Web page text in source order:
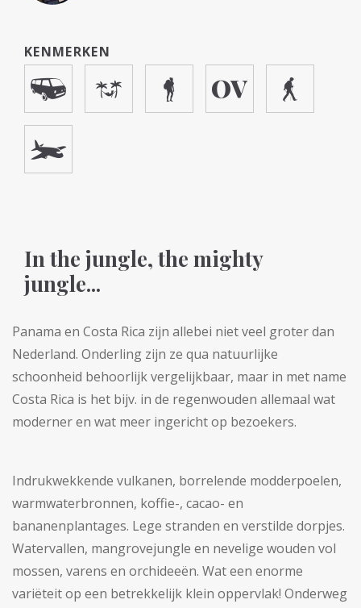
KENMERKEN
In the jungle, the mighty
jungle...
Panama en Costa Rica zijn allebei niet veel groter dan
Nederland. Onderling zijn ze qua natuurlijke
schoonheid behoorlijk vergelijkbaar, maar in met name
Costa Rica is het bijv. in de regenwouden allemaal wat
moderner en wat meer ingericht op bezoekers.
Indrukwekkende vulkanen, borrelende modderpoelen,
warmwaterbronnen, koffie-, cacao- en
bananenplantages. Lege stranden en verstilde dorpjes.
Watervallen, mangrovejungle en nevelige wouden vol
mossen, varens en orchideeën. Wat een enorme
variëteit op een betrekkelijk klein oppervlak! Onderweg